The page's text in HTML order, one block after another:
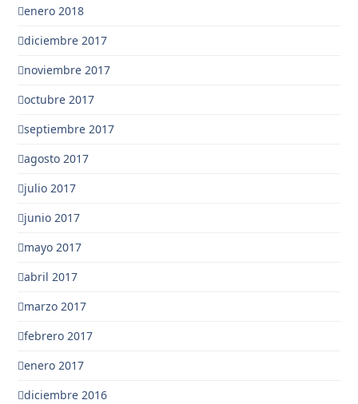
enero 2018
diciembre 2017
noviembre 2017
octubre 2017
septiembre 2017
agosto 2017
julio 2017
junio 2017
mayo 2017
abril 2017
marzo 2017
febrero 2017
enero 2017
diciembre 2016